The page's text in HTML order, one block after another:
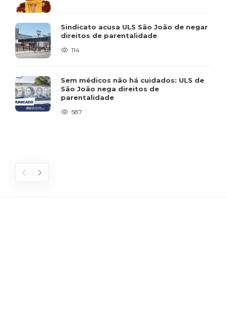
Sindicato acusa ULS São João de negar
direitos de parentalidade
114
Sem médicos não há cuidados: ULS de
São João nega direitos de
parentalidade
587